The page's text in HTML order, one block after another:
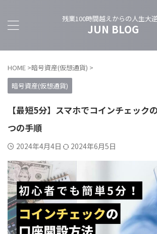
残業100時間越えからの人生大
JUN BLOG
HOME >暗号資産(仮想通貨) >
暗号資産(仮想通貨)
【最短5分】スマホでコインチェック
つの手順
2024年4月4日 2024年6月5日